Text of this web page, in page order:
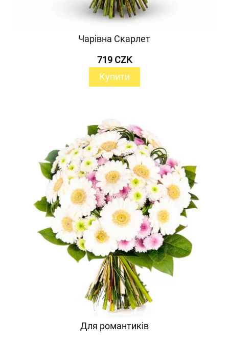
Чарівна Скарлет
719 CZK
Купити
Для романтиків